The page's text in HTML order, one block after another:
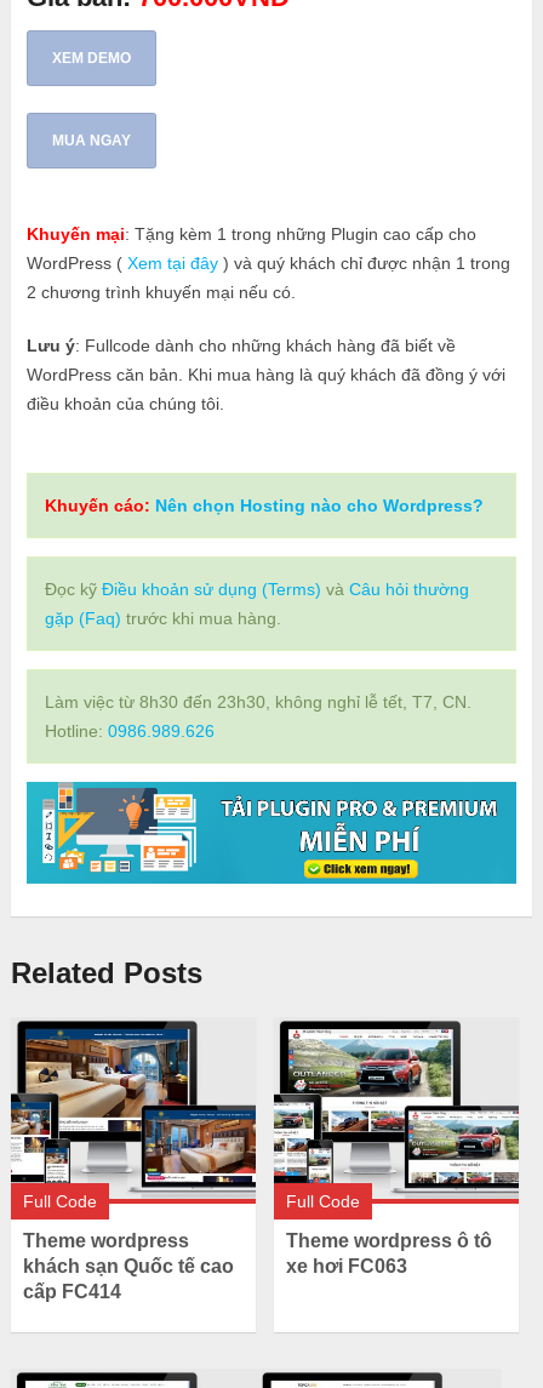
XEM DEMO
MUA NGAY
Khuyến mại: Tặng kèm 1 trong những Plugin cao cấp cho
WordPress ( Xem tại đây) và quý khách chỉ được nhận 1 trong
2 chương trình khuyến mại nếu có.
Lưu ý: Fullcode dành cho những khách hàng đã biết về
WordPress căn bản. Khi mua hàng là quý khách đã đồng ý với
điều khoản của chúng tôi.
Khuyến cáo: Nên chọn Hosting nào cho Wordpress?
Đọc kỹ Điều khoản sử dụng (Terms) và Câu hỏi thường
gặp (Faq) trước khi mua hàng.
Làm việc từ 8h30 đến 23h30, không nghỉ lễ tết, T7, CN.
Hotline: 0986.989.626
Related Posts
Full Code
Theme wordpress
khách sạn Quốc tế cao
cấp FC414
Full Code
Theme wordpress ô tô
xe hơi FC063